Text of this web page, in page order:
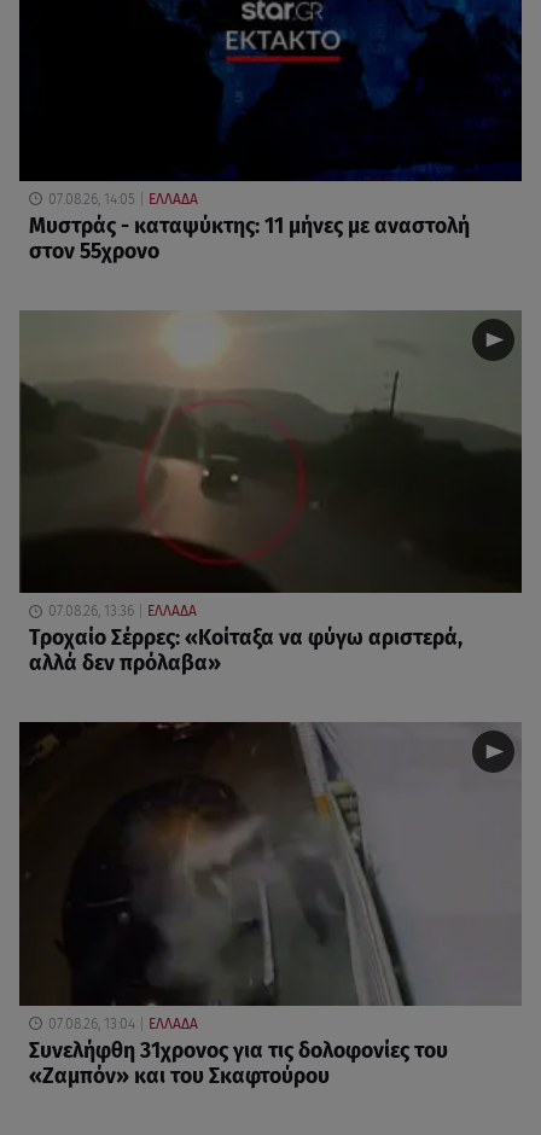
07.08.26, 14:05 ΕΛΛΑΔΑ
Μυστράς - καταψύκτης: 11 μήνες με αναστολή
στον 55χρονο
07.08.26, 13:36 ΕΛΛΑΔΑ
Τροχαίο Σέρρες: «Κοίταξα να φύγω αριστερά,
αλλά δεν πρόλαβα»
07.08.26, 13:04 ΕΛΛΑΔΑ
Συνελήφθη 31χρονος για τις δολοφονίες του
«Ζαμπόν» και του Σκαφτούρου